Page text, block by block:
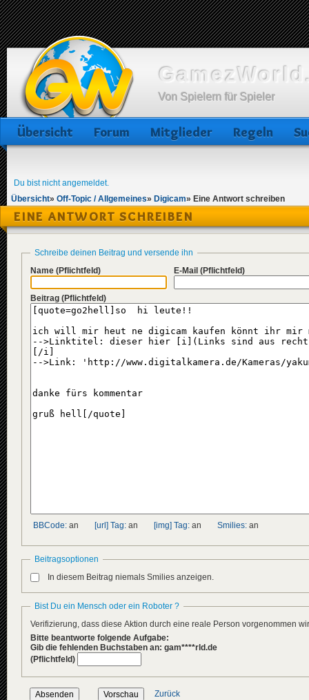
Von Spielern für Spieler
Übersicht Forum Mitglieder Regeln
Du bist nicht angemeldet.
Übersicht» Off-Topic / Allgemeines» Digicam» Eine Antwort schreiben
EINE ANTWORT SCHREIBEN
Schreibe deinen Beitrag und versende ihn
Name (Pflichtfeld) E-Mail (Pflichtfeld)
Beitrag (Pflichtfeld)
BBCode: an [url] Tag: an [img] Tag: an Smilies: an
Beitragsoptionen
In diesem Beitrag niemals Smilies anzeigen.
Bist Du ein Mensch oder ein Roboter ?
Verifizierung, dass diese Aktion durch eine reale Person vorgenommen
Bitte beantworte folgende Aufgabe:
Gib die fehlenden Buchstaben an: gam****rld.de
(Pflichtfeld)
Zurück